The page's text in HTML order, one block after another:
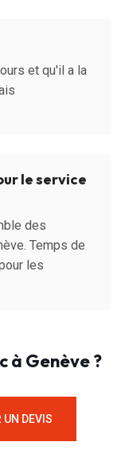
et qu'il a la
le service
des
Temps de
les
à Genève ?
UN DEVIS